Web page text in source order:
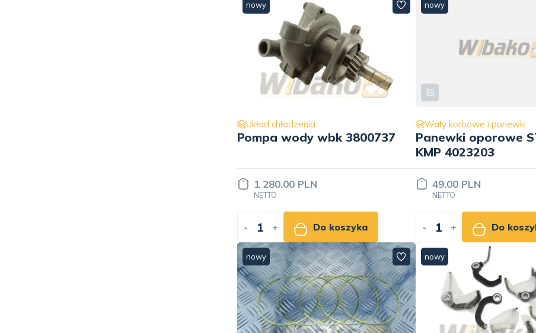
nowy
Układ chłodzenia
Pompa wody wbk 3800737
1 280.00 PLN
NETTO
- + Do koszyka
nowy
Wały korbowe i panewki
Panewki oporowe
KMP 4023203
49.00 PLN
NETTO
- + Do
nowy nowy